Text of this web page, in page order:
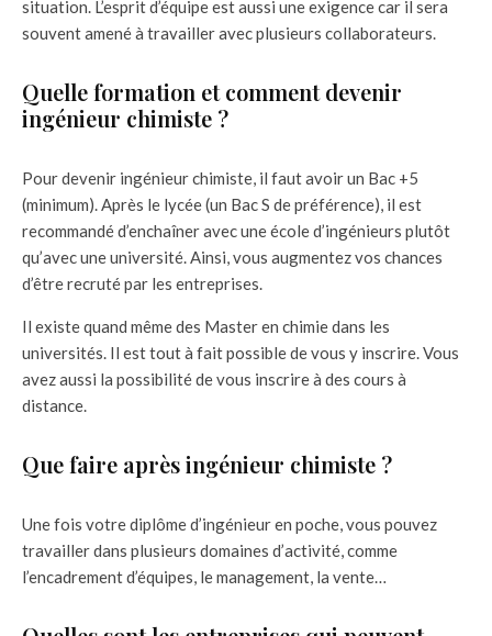
situation. L’esprit d’équipe est aussi une exigence car il sera
souvent amené à travailler avec plusieurs collaborateurs.
Quelle formation et comment devenir
ingénieur chimiste ?
Pour devenir ingénieur chimiste, il faut avoir un Bac +5
(minimum). Après le lycée (un Bac S de préférence), il est
recommandé d’enchaîner avec une école d’ingénieurs plutôt
qu’avec une université. Ainsi, vous augmentez vos chances
d’être recruté par les entreprises.
Il existe quand même des Master en chimie dans les
universités. Il est tout à fait possible de vous y inscrire. Vous
avez aussi la possibilité de vous inscrire à des cours à
distance.
Que faire après ingénieur chimiste ?
Une fois votre diplôme d’ingénieur en poche, vous pouvez
travailler dans plusieurs domaines d’activité, comme
l’encadrement d’équipes, le management, la vente…